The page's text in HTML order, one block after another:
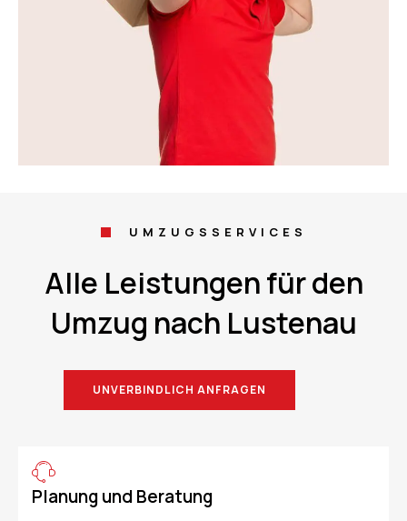
UMZUGSSERVICES
Alle Leistungen für den
Umzug nach Lustenau
UNVERBINDLICH ANFRAGEN
Planung und Beratung